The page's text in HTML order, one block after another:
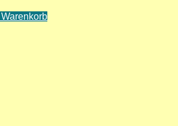
Warenkorb